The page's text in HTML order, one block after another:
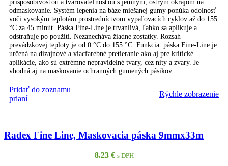
odmaskovanie. Systém lepenia na báze miešanej gumy ponúka odolnosť
voči vysokým teplotám prostredníctvom vypaľovacích cyklov až do 155
°C za 45 minút. Páska Fine-Line je trvanlivá, ľahko sa aplikuje a
odstraňuje po použití. Nezanecháva žiadne zostatky. Rozsah
prevádzkovej teploty je od 0 °C do 155 °C. Funkcia: páska Fine-Line je
určená na dizajnové a viacfarebné pretieranie ako aj pre kritické
aplikácie, ako sú extrémne nepravidelné tvary, cez nity a zvary. Je
vhodná aj na maskovanie ochranných gumených pásikov.
Pridať do zoznamu
prianí
Rýchle zobrazenie
Radex Fine Line, Maskovacia páska 9mmx33m
8.23 € s DPH